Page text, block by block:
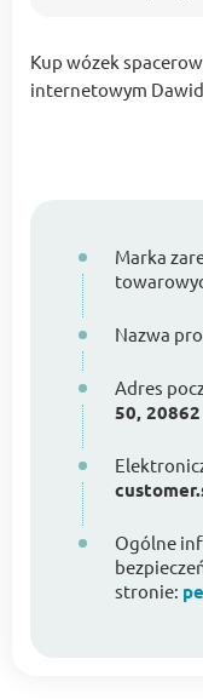
Kup wózek
internetowym
Marka
Nazwa
Adres
50,
Ogólne
stronie: